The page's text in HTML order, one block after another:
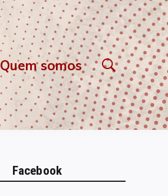
Quem somos
Facebook